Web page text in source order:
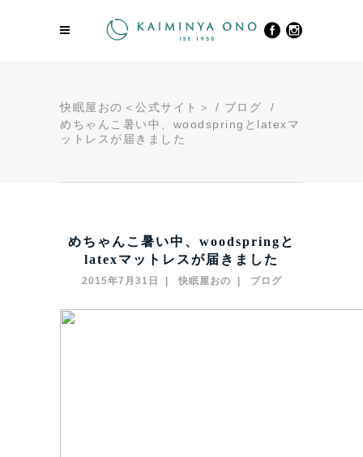
快眠屋おの＜公式サイト＞ / ブログ
/
めちゃんこ暑い中、woodspringとlatexマ
ットレスが届きました
めちゃんこ暑い中、woodspringと
latexマットレスが届きました
2015年7月31日 快眠屋おの ブログ